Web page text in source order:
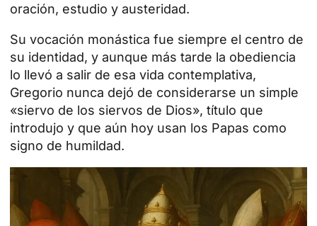
oración, estudio y austeridad.
Su vocación monástica fue siempre el centro de
su identidad, y aunque más tarde la obediencia
lo llevó a salir de esa vida contemplativa,
Gregorio nunca dejó de considerarse un simple
«siervo de los siervos de Dios», título que
introdujo y que aún hoy usan los Papas como
signo de humildad.